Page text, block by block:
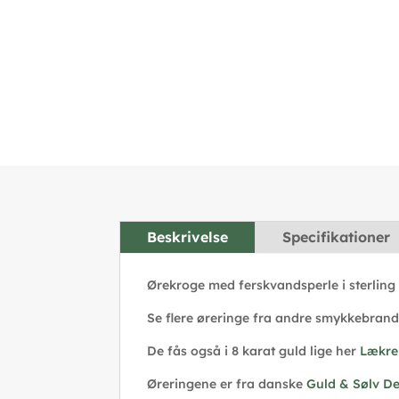
Beskrivelse Specifikationer
Ørekroge med ferskvandsperle i sterling
Se flere øreringe fra andre
De fås også i 8 karat guld lige her
Øreringene er fra danskeGuld & Sølv